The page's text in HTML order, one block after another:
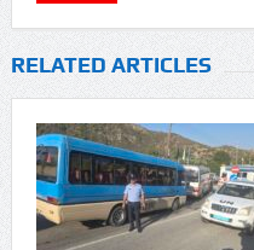
RELATED ARTICLES